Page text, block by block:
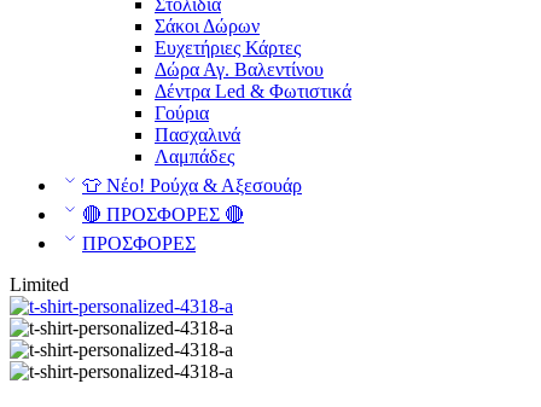
Σάκοι Δώρων
Ευχετήριες Κάρτες
Δώρα Αγ. Βαλεντίνου
Δέντρα Led & Φωτιστικά
Γούρια
Πασχαλινά
Λαμπάδες
👕 Νέο! Ρούχα & Αξεσουάρ
🔴 ΠΡΟΣΦΟΡΕΣ 🔴
ΠΡΟΣΦΟΡΕΣ
Limited